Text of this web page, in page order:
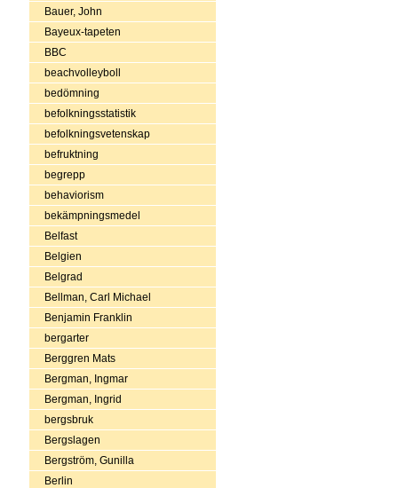
Bauer, John
Bayeux-tapeten
BBC
beachvolleyboll
bedömning
befolkningsstatistik
befolkningsvetenskap
befruktning
begrepp
behaviorism
bekämpningsmedel
Belfast
Belgien
Belgrad
Bellman, Carl Michael
Benjamin Franklin
bergarter
Berggren Mats
Bergman, Ingmar
Bergman, Ingrid
bergsbruk
Bergslagen
Bergström, Gunilla
Berlin